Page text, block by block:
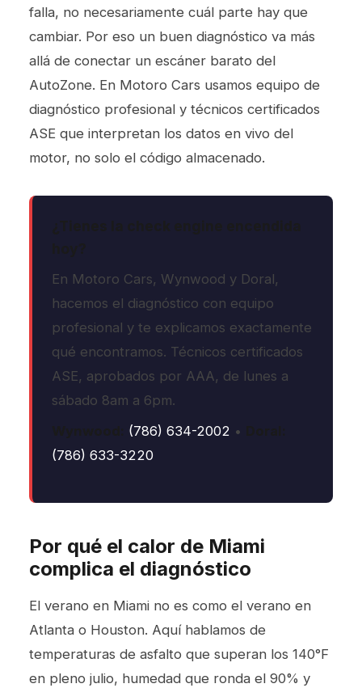
falla, no necesariamente cuál parte hay que
cambiar. Por eso un buen diagnóstico va más
allá de conectar un escáner barato del
AutoZone. En Motoro Cars usamos equipo de
diagnóstico profesional y técnicos certificados
ASE que interpretan los datos en vivo del
motor, no solo el código almacenado.
En Motoro Cars, Wynwood y Doral,
hacemos el diagnóstico con equipo
profesional y te explicamos exactamente
qué encontramos. Técnicos certificados
ASE, aprobados por AAA, de lunes a
sábado 8am a 6pm.
(786) 634-2002 •
(786) 633-3220
Por qué el calor de Miami
complica el diagnóstico
El verano en Miami no es como el verano en
Atlanta o Houston. Aquí hablamos de
temperaturas de asfalto que superan los 140°F
en pleno julio, humedad que ronda el 90% y